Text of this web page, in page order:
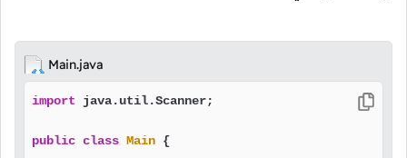
Main.java
import
public class Main {